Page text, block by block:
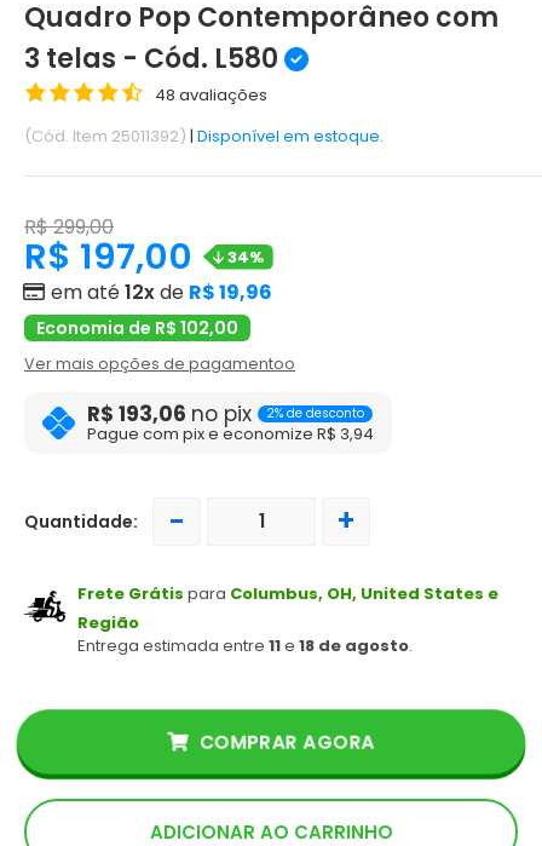
Quadro Pop Contemporâneo com
3 telas - Cód. L580
48 avaliações
(Cód. Item 25011392) | Disponível em estoque.
R$ 299,00
R$ 197,00 34%
em até12xde R$ 19,96
Economia de R$ 102,00
Ver mais opções de pagamentoo
R$ 193,06 no pix 2% de desconto
Pague com pix e economize R$ 3,94
Quantidade: - +
Frete Grátis para Columbus, OH, United States e
Região
Entrega estimada entre 11e 18 de agosto.
ADICIONAR AO CARRINHO
COMPRAR AGORA